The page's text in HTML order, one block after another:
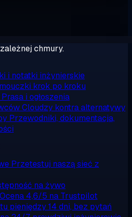
chmury.
i notatki inżynierskie
krok po kroku
Prasa i ogłoszenia
Cloudzy kontra alternatywy
Przewodniki, dokumentacja,
Przetestuj naszą sieć z
na żywo
Ocena 4,6/5 na Trustpilot
pieniędzy14 dni, bez pytań